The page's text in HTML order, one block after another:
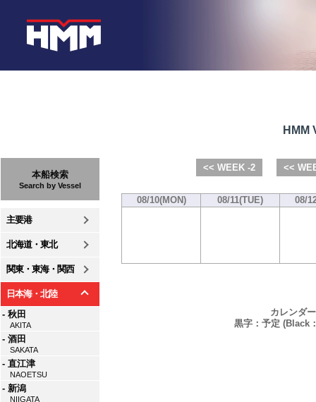
本船検索
Search by Vessel
主要港
北海道・東北
関東・東海・関西
日本海・北陸
- 秋田
AKITA
- 酒田
SAKATA
- 直江津
NAOETSU
- 新潟
NIIGATA
HMM
<< WEEK -2 <<
08/10(MON) 08/11(TUE) 08/
カレンダ
黒字：予定